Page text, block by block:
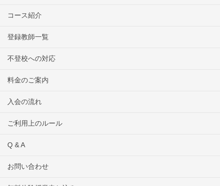
コース紹介
登録教師一覧
不登校への対応
料金のご案内
入会の流れ
ご利用上のルール
Q & A
お問い合わせ